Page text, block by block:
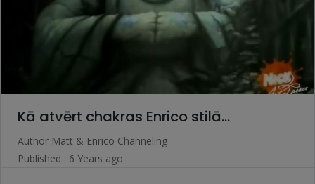
Kā atvērt chakras Enrico stilā...
Author Matt & Enrico Channeling
Published : 6 Years ago